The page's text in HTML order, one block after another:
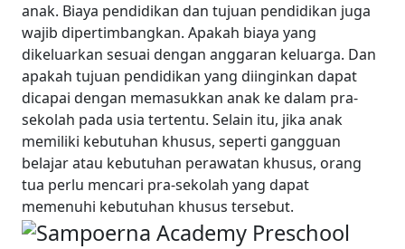
anak. Biaya pendidikan dan tujuan pendidikan juga
wajib dipertimbangkan. Apakah biaya yang
dikeluarkan sesuai dengan anggaran keluarga. Dan
apakah tujuan pendidikan yang diinginkan dapat
dicapai dengan memasukkan anak ke dalam pra-
sekolah pada usia tertentu. Selain itu, jika anak
memiliki kebutuhan khusus, seperti gangguan
belajar atau kebutuhan perawatan khusus, orang
tua perlu mencari pra-sekolah yang dapat
memenuhi kebutuhan khusus tersebut.